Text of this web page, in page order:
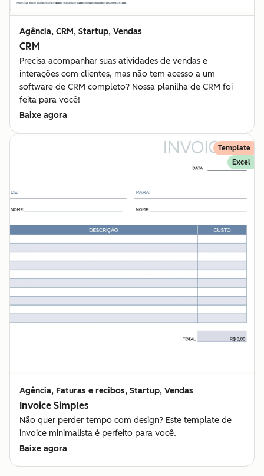
Agência, CRM, Startup, Vendas
CRM
Precisa acompanhar suas atividades de vendas e
interações com clientes, mas não tem acesso a um
software de CRM completo? Nossa planilha de CRM foi
feita para você!
Baixe agora
Template
Excel
Agência, Faturas e recibos, Startup, Vendas
Invoice Simples
Não quer perder tempo com design? Este template de
invoice minimalista é perfeito para você.
Baixe agora